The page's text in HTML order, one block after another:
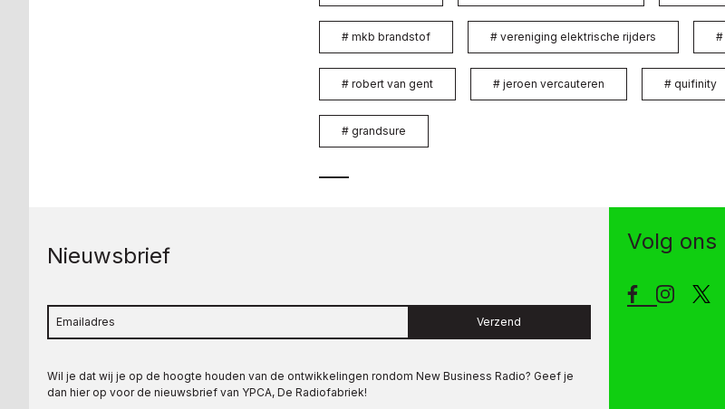
# mkb brandstof # vereniging elektrische rijders #
# robert van gent # jeroen vercauteren # quifinity
# grandsure
Nieuwsbrief
Verzend
Wil je dat wij je op de hoogte houden van de ontwikkelingen rondom New Business Radio? Geef je
dan hier op voor de nieuwsbrief van YPCA, De Radiofabriek!
Volg ons